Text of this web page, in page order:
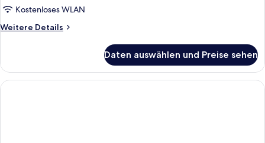
Kostenloses WLAN
Weitere Details
Weitere
Daten auswählen und Preise sehen